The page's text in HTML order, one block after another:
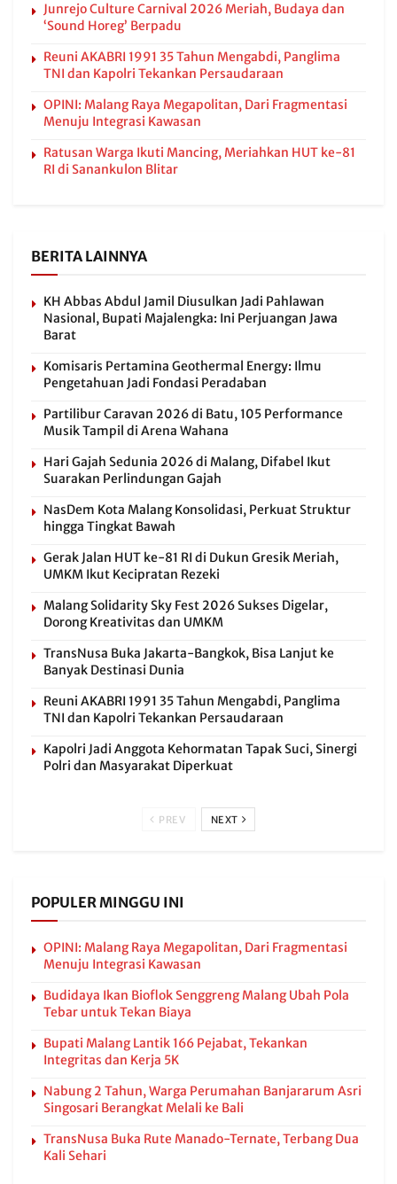
Junrejo Culture Carnival 2026 Meriah, Budaya dan
‘Sound Horeg’ Berpadu
Reuni AKABRI 1991 35 Tahun Mengabdi, Panglima
TNI dan Kapolri Tekankan Persaudaraan
OPINI: Malang Raya Megapolitan, Dari Fragmentasi
Menuju Integrasi Kawasan
Ratusan Warga Ikuti Mancing, Meriahkan HUT ke-81
RI di Sanankulon Blitar
BERITA LAINNYA
KH Abbas Abdul Jamil Diusulkan Jadi Pahlawan
Nasional, Bupati Majalengka: Ini Perjuangan Jawa
Barat
Komisaris Pertamina Geothermal Energy: Ilmu
Pengetahuan Jadi Fondasi Peradaban
Partilibur Caravan 2026 di Batu, 105 Performance
Musik Tampil di Arena Wahana
Hari Gajah Sedunia 2026 di Malang, Difabel Ikut
Suarakan Perlindungan Gajah
NasDem Kota Malang Konsolidasi, Perkuat Struktur
hingga Tingkat Bawah
Gerak Jalan HUT ke-81 RI di Dukun Gresik Meriah,
UMKM Ikut Kecipratan Rezeki
Malang Solidarity Sky Fest 2026 Sukses Digelar,
Dorong Kreativitas dan UMKM
TransNusa Buka Jakarta-Bangkok, Bisa Lanjut ke
Banyak Destinasi Dunia
Reuni AKABRI 1991 35 Tahun Mengabdi, Panglima
TNI dan Kapolri Tekankan Persaudaraan
Kapolri Jadi Anggota Kehormatan Tapak Suci, Sinergi
Polri dan Masyarakat Diperkuat
PREV NEXT
POPULER MINGGU INI
OPINI: Malang Raya Megapolitan, Dari Fragmentasi
Menuju Integrasi Kawasan
Budidaya Ikan Bioflok Senggreng Malang Ubah Pola
Tebar untuk Tekan Biaya
Bupati Malang Lantik 166 Pejabat, Tekankan
Integritas dan Kerja 5K
Nabung 2 Tahun, Warga Perumahan Banjararum Asri
Singosari Berangkat Melali ke Bali
TransNusa Buka Rute Manado-Ternate, Terbang Dua
Kali Sehari